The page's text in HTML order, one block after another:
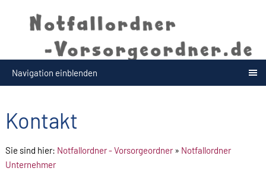
Navigation einblenden
Kontakt
Sie sind hier: Notfallordner - Vorsorgeordner» Notfallordner
Unternehmer